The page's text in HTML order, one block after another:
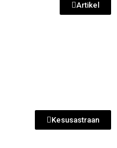
Artikel
Kesusastraan